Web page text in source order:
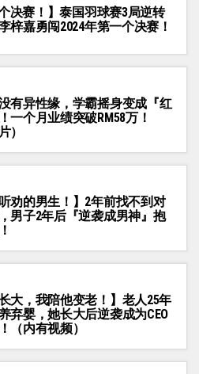
个决赛！】泰国羽球赛3局逆转
梓嘉勇闯2024年第一个决赛！
有异性缘，学霸摇身变成『红
一个月业绩突破RM58万！
）
听劝的男生！】2年前找不到对
男子2年后『逆袭成男神』抱
长大，我陪他变老！】老人25年
弃婴，她长大后逆袭成为CEO
（内有视频）